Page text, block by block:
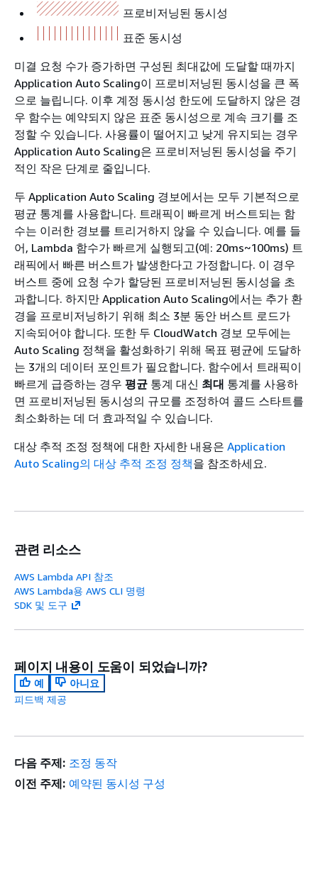
프로비저닝된 동시성
표준 동시성
미결 요청 수가 증가하면 구성된 최대값에 도달할 때까지
Application Auto Scaling이 프로비저닝된 동시성을 큰 폭
으로 늘립니다. 이후 계정 동시성 한도에 도달하지 않은 경
우 함수는 예약되지 않은 표준 동시성으로 계속 크기를 조
정할 수 있습니다. 사용률이 떨어지고 낮게 유지되는 경우
Application Auto Scaling은 프로비저닝된 동시성을 주기
적인 작은 단계로 줄입니다.
두 Application Auto Scaling 경보에서는 모두 기본적으로
평균 통계를 사용합니다. 트래픽이 빠르게 버스트되는 함
수는 이러한 경보를 트리거하지 않을 수 있습니다. 예를 들
어, Lambda 함수가 빠르게 실행되고(예: 20ms~100ms) 트
래픽에서 빠른 버스트가 발생한다고 가정합니다. 이 경우
버스트 중에 요청 수가 할당된 프로비저닝된 동시성을 초
과합니다. 하지만 Application Auto Scaling에서는 추가 환
경을 프로비저닝하기 위해 최소 3분 동안 버스트 로드가
지속되어야 합니다. 또한 두 CloudWatch 경보 모두에는
Auto Scaling 정책을 활성화하기 위해 목표 평균에 도달하
는 3개의 데이터 포인트가 필요합니다. 함수에서 트래픽이
빠르게 급증하는 경우 평균 통계 대신 최대 통계를 사용하
면 프로비저닝된 동시성의 규모를 조정하여 콜드 스타트를
최소화하는 데 더 효과적일 수 있습니다.
대상 추적 조정 정책에 대한 자세한 내용은 Application
Auto Scaling의 대상 추적 조정 정책을 참조하세요.
관련 리소스
AWS Lambda API 참조
AWS Lambda용 AWS CLI 명령
SDK 및 도구
페이지 내용이 도움이 되었습니까?
예
아니요
피드백 제공
다음 주제: 조정 동작
이전 주제: 예약된 동시성 구성